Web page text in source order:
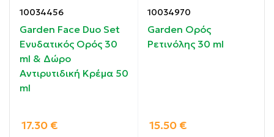
του δέρματος.
Βελτιώνει τον τόνο της επιδερμίδας.
Απλώνεται πρωί και βράδυ σε καθαρό δέρμα πριν
10034456
Garden Face Duo Set
Ενυδατικός Ορός 30
ml & Δώρο
Αντιρυτιδική Κρέμα 50
ml
17.30 €
10034970
Garden Ορός
Ρετινόλης 30 ml
15.50 €